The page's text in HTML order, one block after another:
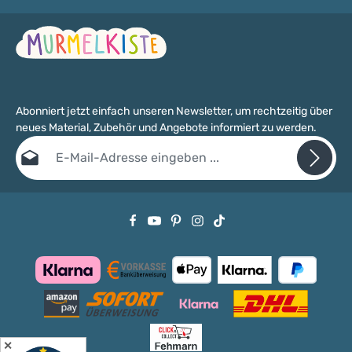
Abonniert jetzt einfach unseren Newsletter, um rechtzeitig über
neues Material, Zubehör und Angebote informiert zu werden.
E-Mail-Adresse*
Datenschutzbestimmungenzur Kenntnis genommen
✕